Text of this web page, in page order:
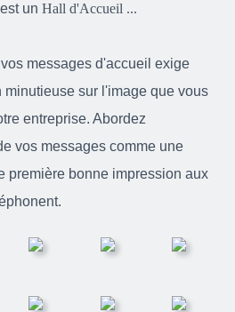
est unHall d'Accueil ...
messages d'accueil exige
sur l'image que vous
entreprise. Abordez
vos messages comme une
première bonne impression aux